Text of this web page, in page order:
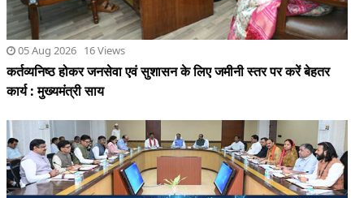
05 Aug 2026 46 Views
छत्तीसगढ़ राज्य आर्टिफिशियल इंटेलिजेंस (एआई) मिशन को मंजूरी